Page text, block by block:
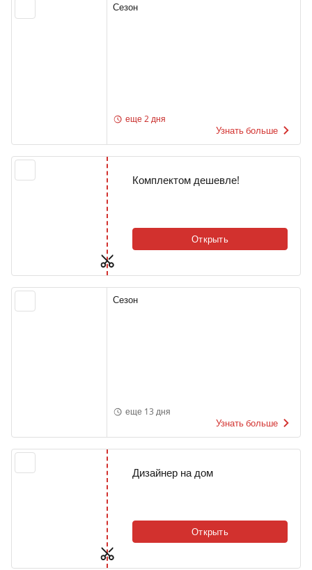
Сезон
еще 2 дня
Узнать больше
Комплектом дешевле!
Открыть
Сезон
еще 13 дня
Узнать больше
Дизайнер на дом
Открыть